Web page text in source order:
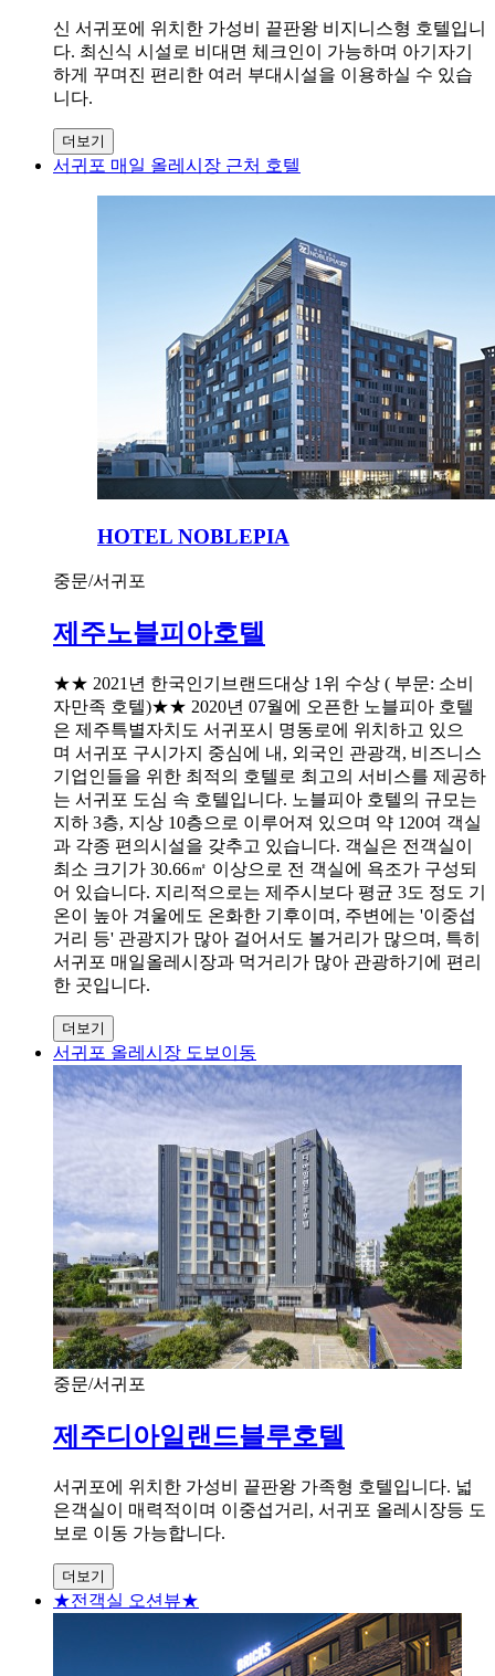
신 서귀포에 위치한 가성비 끝판왕 비지니스형 호텔입니
다. 최신식 시설로 비대면 체크인이 가능하며 아기자기
하게 꾸며진 편리한 여러 부대시설을 이용하실 수 있습
니다.
더보기
서귀포 매일 올레시장 근처 호텔
HOTEL NOBLEPIA
중문/서귀포
제주노블피아호텔
★★ 2021년 한국인기브랜드대상 1위 수상 ( 부문: 소비
자만족 호텔)★★ 2020년 07월에 오픈한 노블피아 호텔
은 제주특별자치도 서귀포시 명동로에 위치하고 있으
며 서귀포 구시가지 중심에 내, 외국인 관광객, 비즈니스
기업인들을 위한 최적의 호텔로 최고의 서비스를 제공하
는 서귀포 도심 속 호텔입니다. 노블피아 호텔의 규모는
지하 3층, 지상 10층으로 이루어져 있으며 약 120여 객실
과 각종 편의시설을 갖추고 있습니다. 객실은 전객실이
최소 크기가 30.66㎡ 이상으로 전 객실에 욕조가 구성되
어 있습니다. 지리적으로는 제주시보다 평균 3도 정도 기
온이 높아 겨울에도 온화한 기후이며, 주변에는 '이중섭
거리 등' 관광지가 많아 걸어서도 볼거리가 많으며, 특히
서귀포 매일올레시장과 먹거리가 많아 관광하기에 편리
한 곳입니다.
더보기
서귀포 올레시장 도보이동
중문/서귀포
제주디아일랜드블루호텔
서귀포에 위치한 가성비 끝판왕 가족형 호텔입니다. 넓
은객실이 매력적이며 이중섭거리, 서귀포 올레시장등 도
보로 이동 가능합니다.
더보기
★전객실 오션뷰★